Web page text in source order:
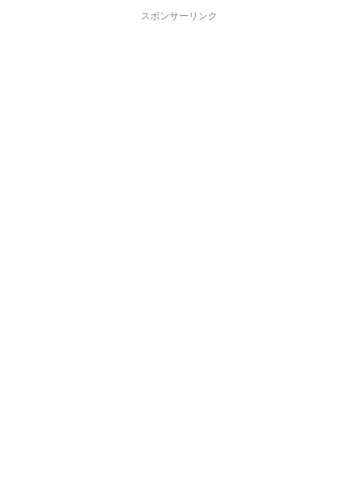
スポンサーリンク